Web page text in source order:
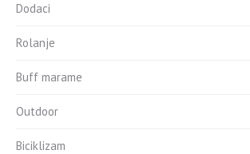
Dodaci
Rolanje
Buff marame
Outdoor
Biciklizam